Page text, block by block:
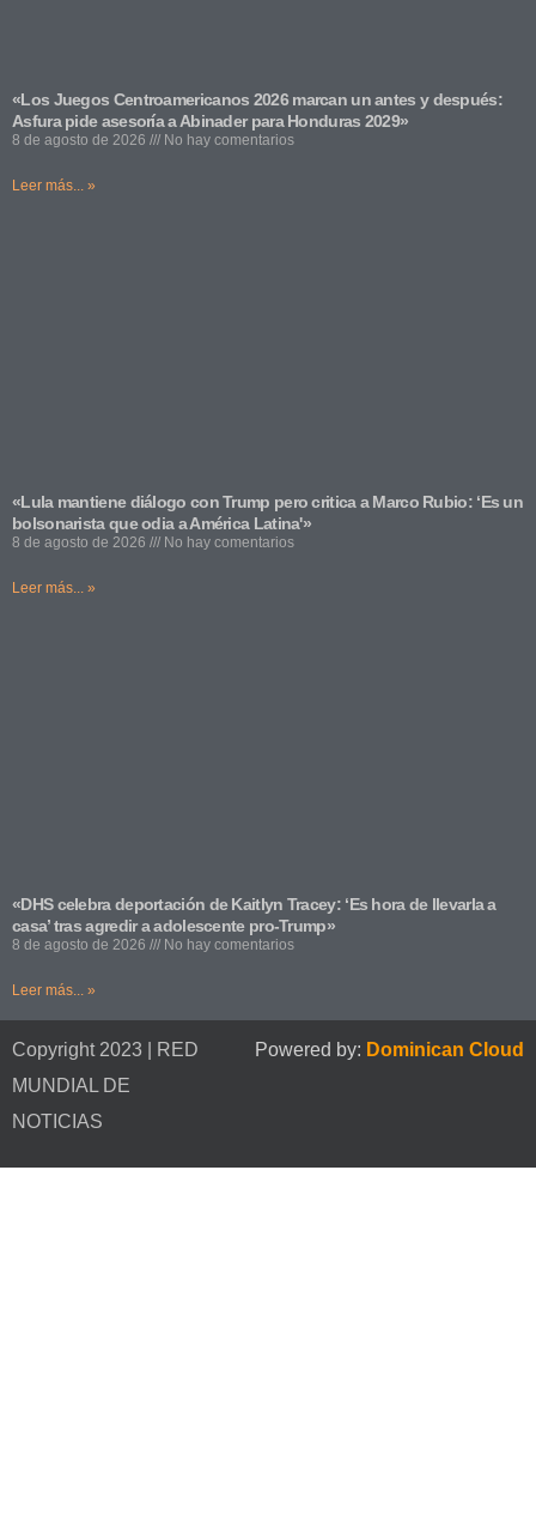
«Los Juegos Centroamericanos 2026 marcan un antes y después:
Asfura pide asesoría a Abinader para Honduras 2029»
8 de agosto de 2026 No hay comentarios
Leer más... »
«Lula mantiene diálogo con Trump pero critica a Marco Rubio: ‘Es un
bolsonarista que odia a América Latina'»
8 de agosto de 2026 No hay comentarios
Leer más... »
«DHS celebra deportación de Kaitlyn Tracey: ‘Es hora de llevarla a
casa’ tras agredir a adolescente pro-Trump»
8 de agosto de 2026 No hay comentarios
Leer más... »
Copyright 2023 | RED
MUNDIAL DE
NOTICIAS
Powered by: Dominican Cloud